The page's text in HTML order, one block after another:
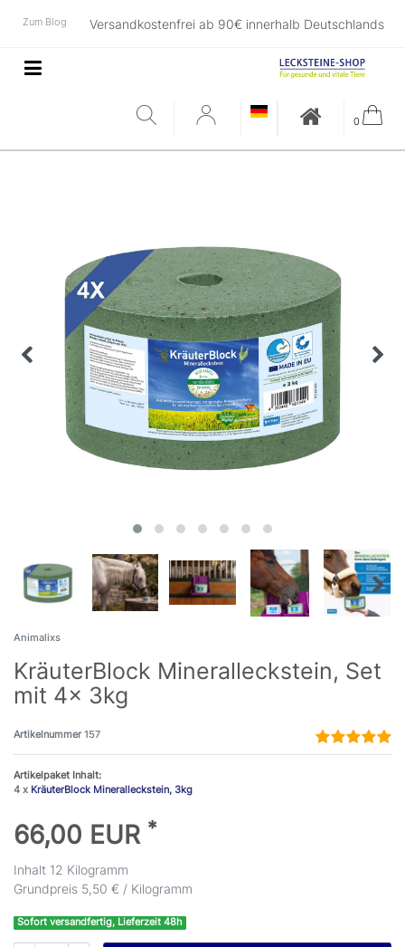
Zum Blog Versandkostenfrei ab 90€ innerhalb Deutschlands
0
Animalixs
KräuterBlock Mineralleckstein, Set
mit 4x 3kg
Artikelnummer157
Artikelpaket Inhalt:
4 x KräuterBlock Mineralleckstein, 3kg
66,00 EUR *
Inhalt 12 Kilogramm
Grundpreis 5,50 € / Kilogramm
Sofort versandfertig, Lieferzeit 48h